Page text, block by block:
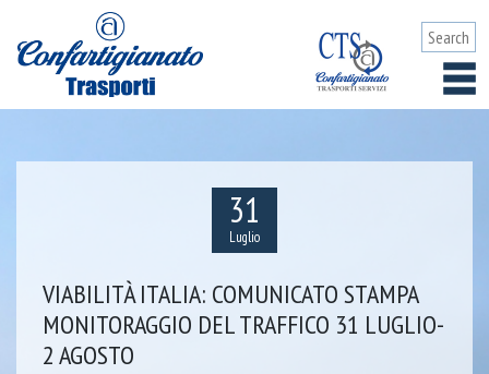
31
Luglio
VIABILITÀ ITALIA: COMUNICATO STAMPA
MONITORAGGIO DEL TRAFFICO 31 LUGLIO-
2 AGOSTO